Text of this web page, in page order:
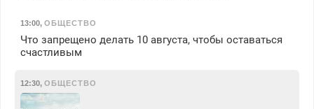
13:00, ОБЩЕСТВО
Что запрещено делать 10 августа, чтобы оставаться
счастливым
12:30, ОБЩЕСТВО